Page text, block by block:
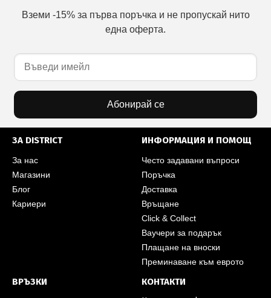
Вземи -15% за първа поръчка и не пропускай нито
една оферта.
Абонирай се
ЗА DISTRICT
За нас
Магазини
Блог
Кариери
ИНФОРМАЦИЯ И ПОМОЩ
Често задавани въпроси
Поръчка
Доставка
Връщане
Click & Collect
Ваучери за подарък
Плащане на вноски
Преминаване към еврото
ВРЪЗКИ КОНТАКТИ